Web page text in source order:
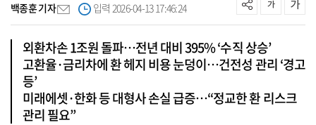
백종훈 기자 입력 2026-04-13 17:46:24
외환차손 1조원 돌파…전년 대비 395% ‘수직 상승’
고환율·금리차에 환 헤지 비용 눈덩이…건전성 관리 ‘경고
등’
미래에셋·한화 등 대형사 손실 급증…“정교한 환 리스크
관리 필요”